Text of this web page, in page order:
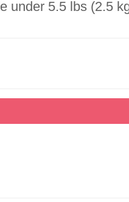
under 5.5 lbs (2.5